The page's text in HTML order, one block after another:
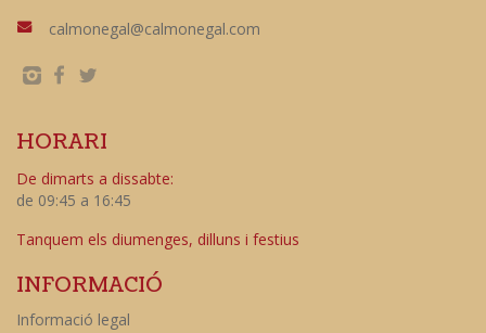
calmonegal@calmonegal.com
HORARI
De dimarts a dissabte:
de 09:45 a 16:45
Tanquem els diumenges, dilluns i festius
INFORMACIÓ
Informació legal